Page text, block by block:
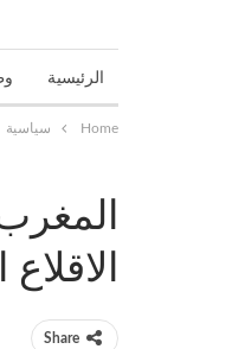
الرئيسية
تحقيقاتHome سياسية
Share